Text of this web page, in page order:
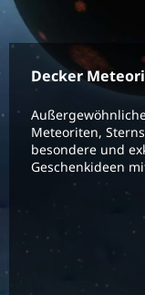
Decker
Meteoriten,
besondere und
Geschenkideen